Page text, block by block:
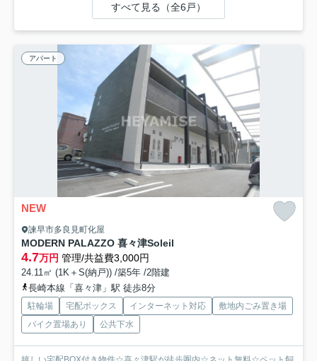
すべて見る（全6戸）
アパート
NEW
諫早市多良見町化屋
MODERN PALAZZO 喜々津Soleil
4.7万円 管理/共益費3,000円
24.11㎡ (1K＋S(納戸)) /築5年 /2階建
長崎本線「喜々津」駅 徒歩8分
駐輪場 宅配ボックス インターネット対応
敷地内ごみ置き場
バイク置場あり
公共下水